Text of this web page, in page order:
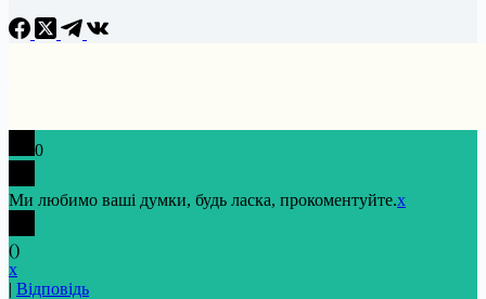
0
Ми любимо ваші думки, будь ласка, прокоментуйте.x
()
x
| Відповідь